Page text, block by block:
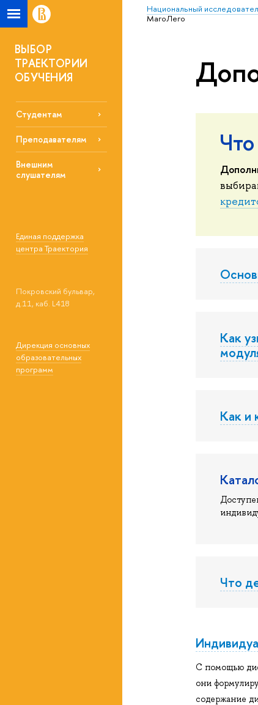
Национальный
МагоЛего
ВЫБОР
ТРАЕКТОРИИ
ОБУЧЕНИЯ
Студентам
Преподавателям
Внешним
слушателям
Единая поддержка
центра Траектория
Покровский бульвар,
д.11, каб. L418
Дирекция основных
образовательных
программ
Как
Как и
Что
С помощью
они
содержание